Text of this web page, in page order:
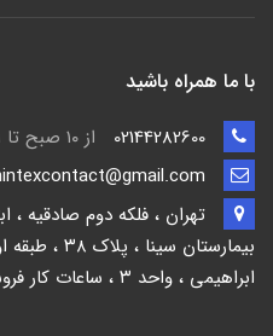
با ما همراه باشید
از ۱۰ صبح تا 9 شب
تهران ، فلکه دوم صادقیه ،
بیمارستان
ابراهیمی ، واحد ۳ ، ساعات کار فروشگاه : 9 صبح تا 10 شب